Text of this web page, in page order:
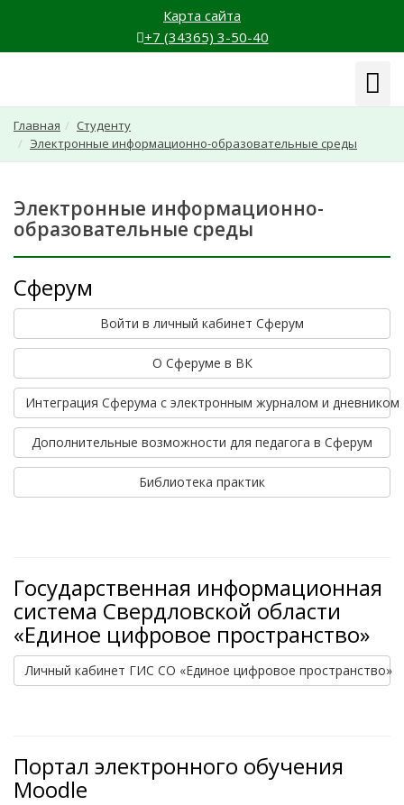
Карта сайта
+7 (34365) 3-50-40
Главная
Студенту
Электронные информационно-образовательные среды
Электронные информационно-
образовательные среды
Сферум
Войти в личный кабинет Сферум
О Сферуме в ВК
Интеграция Сферума с электронным журналом и дневником
Дополнительные возможности для педагога в Сферум
Библиотека практик
Государственная информационная
система Свердловской области
«Единое цифровое пространство»
Личный кабинет ГИС СО «Единое цифровое пространство»
Портал электронного обучения
Moodle